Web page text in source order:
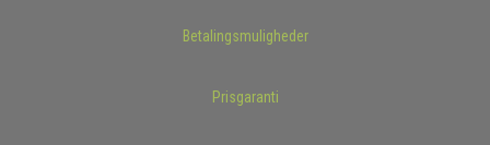
Betalingsmuligheder
Prisgaranti